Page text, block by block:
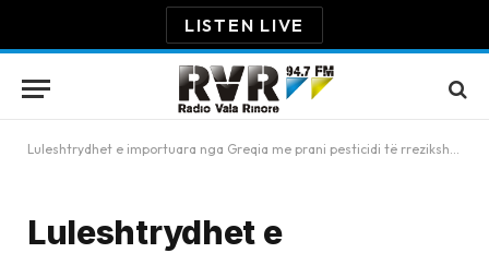
LISTEN LIVE
Luleshtrydhet e importuara nga Greqia me prani pesticidi të rrezikshëm
Luleshtrydhet e